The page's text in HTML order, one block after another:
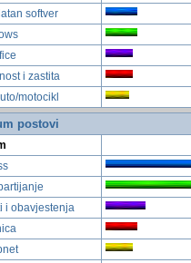
softver
i zastita
motocikl
postovi
i obavjestenja